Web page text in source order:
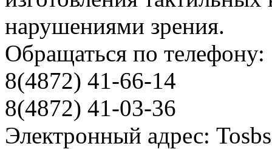
нарушениями зрения.
Обращаться по телефону:
8(4872) 41-66-14
8(4872) 41-03-36
Электронный адрес: